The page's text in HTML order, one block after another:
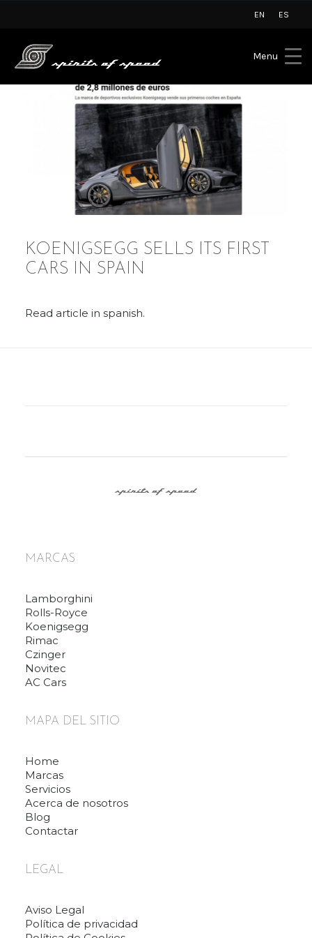
EN ES
Menu
KOENIGSEGG SELLS ITS FIRST
CARS IN SPAIN
Read article in spanish.
MARCAS
Lamborghini
Rolls-Royce
Koenigsegg
Rimac
Czinger
Novitec
AC Cars
MAPA DEL SITIO
Home
Marcas
Servicios
Acerca de nosotros
Blog
Contactar
LEGAL
Aviso Legal
Política de privacidad